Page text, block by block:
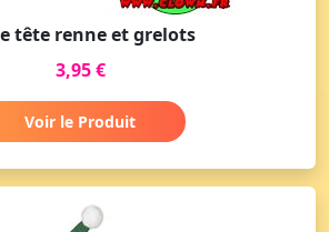
tête renne et grelots
3,95 €
Voir le Produit